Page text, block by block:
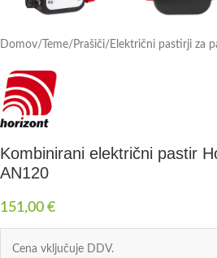
Domov/ Teme/ Prašiči/ Električni pastirji za
Kombinirani električni pastir
AN120
151,00 €
Cena vključuje DDV.